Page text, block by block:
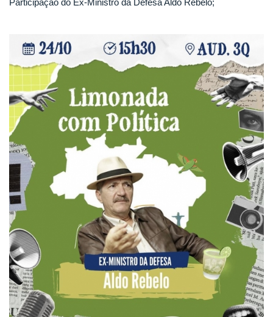
Participação do Ex-Ministro da Defesa Aldo Rebelo;